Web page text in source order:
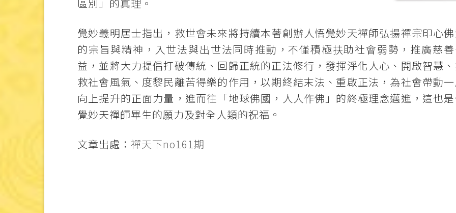
區別」的真理。
覺妙義明居士指出，救世會未來將持續本著創辦人悟覺妙天禪師弘揚禪宗印心
的宗旨與精神，入世法與出世法同時推動，不僅積極扶助社會弱勢，推廣慈
益，並將大力提倡打破傳統、回歸正統的正法修行，發揮淨化人心、開啟智慧
救社會風氣、度黎民離苦得樂的作用，以期終結末法、重啟正法，為社會帶動
向上提升的正面力量，進而往「地球佛國，人人作佛」的終極理念邁進，這也
覺妙天禪師畢生的願力及對全人類的祝福。
文章出處： 禪天下no161期